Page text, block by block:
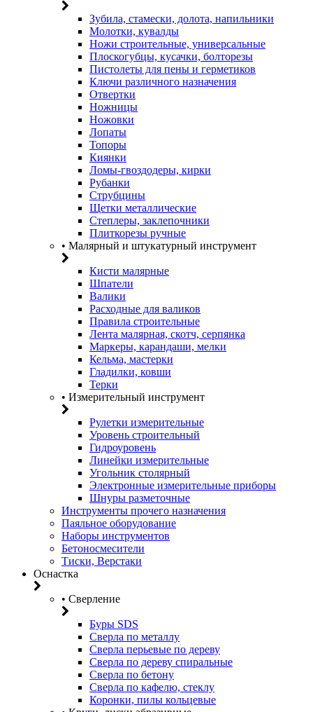
Зубила, стамески, долота, напильники
Молотки, кувалды
Ножи строительные, универсальные
Плоскогубцы, кусачки, болторезы
Пистолеты для пены и герметиков
Ключи различного назначения
Отвертки
Ножницы
Ножовки
Лопаты
Топоры
Киянки
Ломы-гвоздодеры, кирки
Рубанки
Струбцины
Щетки металлические
Степлеры, заклепочники
Плиткорезы ручные
• Малярный и штукатурный инструмент
Кисти малярные
Шпатели
Валики
Расходные для валиков
Правила строительные
Лента малярная, скотч, серпянка
Маркеры, карандаши, мелки
Кельма, мастерки
Гладилки, ковши
Терки
• Измерительный инструмент
Рулетки измерительные
Уровень строительный
Гидроуровень
Линейки измерительные
Угольник столярный
Электронные измерительные приборы
Шнуры разметочные
Инструменты прочего назначения
Паяльное оборудование
Наборы инструментов
Бетоносмесители
Тиски, Верстаки
Оснастка
• Сверление
Буры SDS
Сверла по металлу
Сверла перьевые по дереву
Сверла по дереву спиральные
Сверла по бетону
Сверла по кафелю, стеклу
Коронки, пилы кольцевые